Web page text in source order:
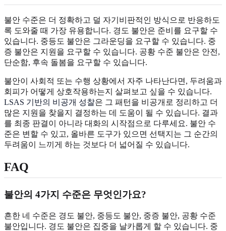
불안 수준은 더 정확하고 덜 자기비판적인 방식으로 반응하도
록 도와줄 때 가장 유용합니다. 경도 불안은 준비를 요구할 수
있습니다. 중등도 불안은 그라운딩을 요구할 수 있습니다. 중
증 불안은 지원을 요구할 수 있습니다. 공황 수준 불안은 안전,
단순함, 후속 돌봄을 요구할 수 있습니다.
불안이 사회적 또는 수행 상황에서 자주 나타난다면, 두려움과
회피가 어떻게 상호작용하는지 살펴보고 싶을 수 있습니다.
LSAS 기반의 비공개 성찰은 그 패턴을 비공개로 정리하고 더
많은 지원을 찾을지 결정하는 데 도움이 될 수 있습니다. 결과
를 최종 판결이 아니라 대화의 시작점으로 다루세요. 불안 수
준은 변할 수 있고, 올바른 도구가 있으면 선택지는 그 순간의
두려움이 느끼게 하는 것보다 더 넓어질 수 있습니다.
FAQ
불안의 4가지 수준은 무엇인가요?
흔한 네 수준은 경도 불안, 중등도 불안, 중증 불안, 공황 수준
불안입니다. 경도 불안은 집중을 날카롭게 할 수 있습니다. 중